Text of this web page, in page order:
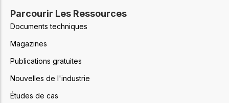
Parcourir Les Ressources
Documents techniques
Magazines
Publications gratuites
Nouvelles de l'industrie
Études de cas